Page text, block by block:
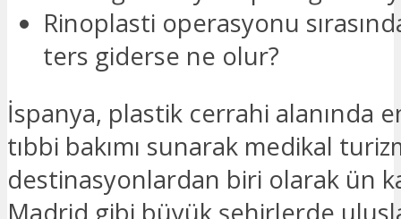
Rinoplasti operasyonu
ters giderse ne olur?
İspanya, plastik cerrahi alanında
tıbbi bakımı sunarak medikal
destinasyonlardan biri olarak ün